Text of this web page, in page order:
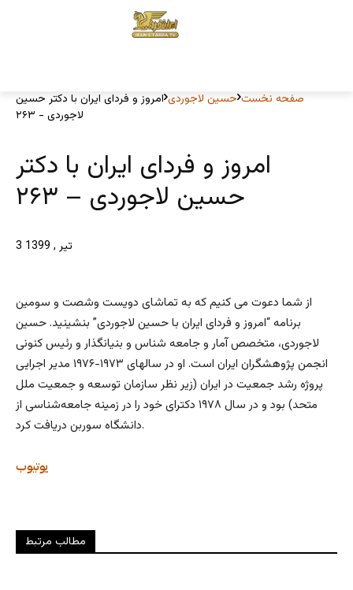
صفحه نخست حسین لاجوردی امروز و فردای ایران با دکتر حسین
لاجوردی - ۲۶۳
امروز و فردای ایران با دکتر
حسین لاجوردی – ۲۶۳
3 تیر , 1399
از شما دعوت می کنیم که به تماشای دویست وشصت و سومین
برنامه “امروز و فردای ایران با حسین لاجوردی” بنشینید. حسین
لاجوردی، متخصص آمار و جامعه‌ شناس و بنیانگذار و رئیس کنونی
انجمن پژوهشگران ایران است. او در سالهای ۱۹۷۳-۱۹۷۶ مدیر اجرایی
پروژه رشد جمعیت در ایران (زیر نظر سازمان توسعه و جمعیت ملل
متحد) بود و در سال ۱۹۷۸ دکترای خود را در زمینه جامعه‌شناسی از
دانشگاه سوربن دریافت کرد.
یوتیوب
مطالب مرتبط